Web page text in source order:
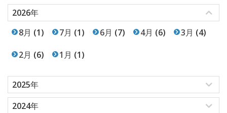
2026年
8月 (1) 7月 (1) 6月 (7) 4月 (6) 3月 (4)
2月 (6) 1月 (1)
2025年
2024年